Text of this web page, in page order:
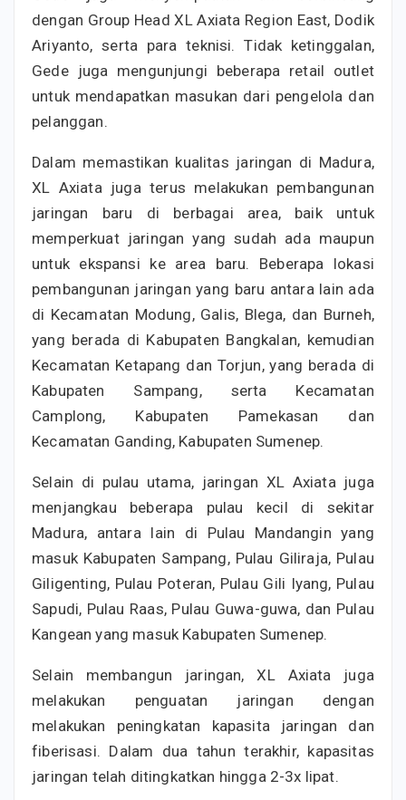
dengan Group Head XL Axiata Region East, Dodik
Ariyanto, serta para teknisi. Tidak ketinggalan,
Gede juga mengunjungi beberapa retail outlet
untuk mendapatkan masukan dari pengelola dan
pelanggan.
Dalam memastikan kualitas jaringan di Madura,
XL Axiata juga terus melakukan pembangunan
jaringan baru di berbagai area, baik untuk
memperkuat jaringan yang sudah ada maupun
untuk ekspansi ke area baru. Beberapa lokasi
pembangunan jaringan yang baru antara lain ada
di Kecamatan Modung, Galis, Blega, dan Burneh,
yang berada di Kabupaten Bangkalan, kemudian
Kecamatan Ketapang dan Torjun, yang berada di
Kabupaten Sampang, serta Kecamatan
Camplong, Kabupaten Pamekasan dan
Kecamatan Ganding, Kabupaten Sumenep.
Selain di pulau utama, jaringan XL Axiata juga
menjangkau beberapa pulau kecil di sekitar
Madura, antara lain di Pulau Mandangin yang
masuk Kabupaten Sampang, Pulau Giliraja, Pulau
Giligenting, Pulau Poteran, Pulau Gili Iyang, Pulau
Sapudi, Pulau Raas, Pulau Guwa-guwa, dan Pulau
Kangean yang masuk Kabupaten Sumenep.
Selain membangun jaringan, XL Axiata juga
melakukan penguatan jaringan dengan
melakukan peningkatan kapasita jaringan dan
fiberisasi. Dalam dua tahun terakhir, kapasitas
jaringan telah ditingkatkan hingga 2-3x lipat.